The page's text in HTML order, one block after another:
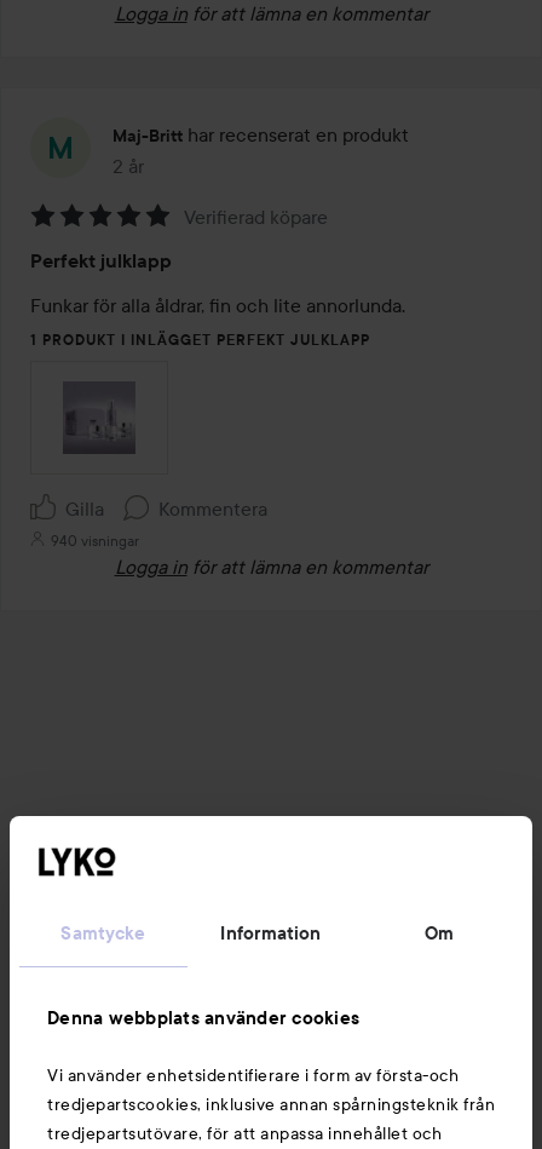
Samtycke Information Om
Denna webbplats använder cookies
Vi använder enhetsidentifierare i form av första-och
tredjepartscookies, inklusive annan spårningsteknik från
tredjepartsutövare, för att anpassa innehållet och
Logga in för att lämna en kommentar
Maj-Britt har recenserat en produkt
2 år
Inlägget skapades 2 år
5
av
5
Verifierad köpare
Perfekt julklapp
Funkar för alla åldrar, fin och lite annorlunda.
1 PRODUKT I INLÄGGET PERFEKT JULKLAPP
Gilla Kommentera
940 visningar
Logga in för att lämna en kommentar